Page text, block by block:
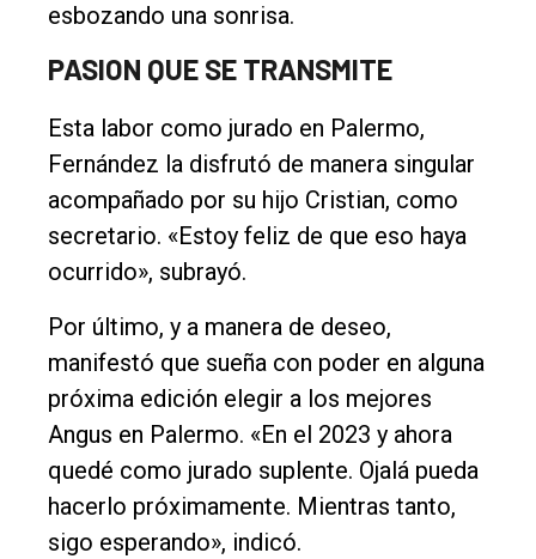
esbozando una sonrisa.
PASION QUE SE TRANSMITE
Esta labor como jurado en Palermo,
Fernández la disfrutó de manera singular
acompañado por su hijo Cristian, como
secretario. «Estoy feliz de que eso haya
ocurrido», subrayó.
Por último, y a manera de deseo,
manifestó que sueña con poder en alguna
próxima edición elegir a los mejores
Angus en Palermo. «En el 2023 y ahora
quedé como jurado suplente. Ojalá pueda
hacerlo próximamente. Mientras tanto,
sigo esperando», indicó.